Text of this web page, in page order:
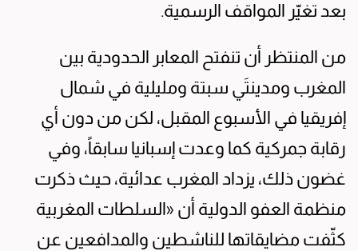
بعد تغيّر المواقف الرسمية.
من المنتظر أن تنفتح المعابر الحدودية بين
المغرب ومدينتَي سبتة ومليلية في شمال
إفريقيا في الأسبوع المقبل، لكن من دون أي
رقابة جمركية كما وعدت إسبانيا سابقاً، وفي
غضون ذلك، يزداد المغرب عدائية، حيث ذكرت
منظمة العفو الدولية أن «السلطات المغربية
كثّفت مضايقاتها للناشطين والمدافعين عن